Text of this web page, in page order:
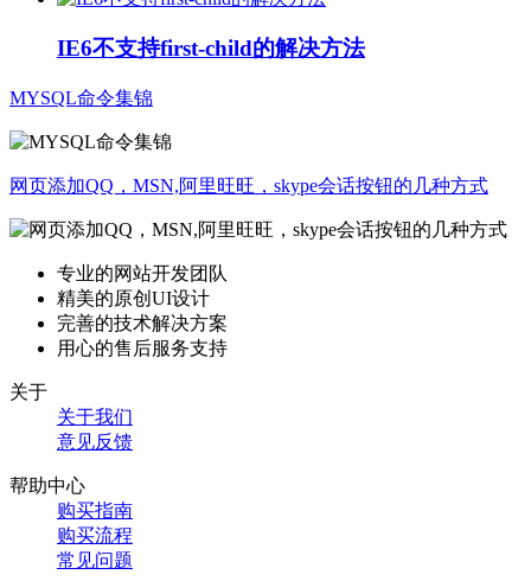
IE6不支持first-child的解决方法
MYSQL命令集锦
网页添加QQ，MSN,阿里旺旺，skype会话按钮的几种方式
专业的网站开发团队
精美的原创UI设计
完善的技术解决方案
用心的售后服务支持
关于
关于我们
意见反馈
帮助中心
购买指南
购买流程
常见问题